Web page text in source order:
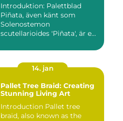
Introduktion: Palettblad
Piñata, även känt som
Solenostemon
scutellarioides 'Piñata', är en
14. jan
Pallet Tree Braid: Creating
Stunning Living Art
Introduction Pallet tree
braid, also known as the